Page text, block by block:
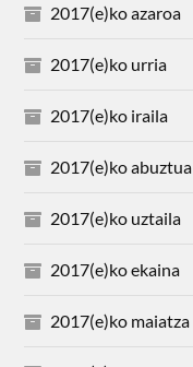
2017(e)ko azaroa
2017(e)ko urria
2017(e)ko iraila
2017(e)ko abuztua
2017(e)ko uztaila
2017(e)ko ekaina
2017(e)ko maiatza